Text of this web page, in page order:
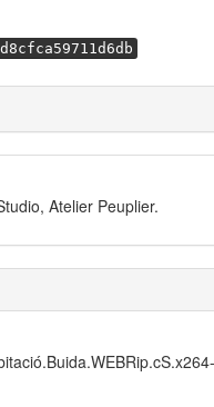
Atelier Peuplier.